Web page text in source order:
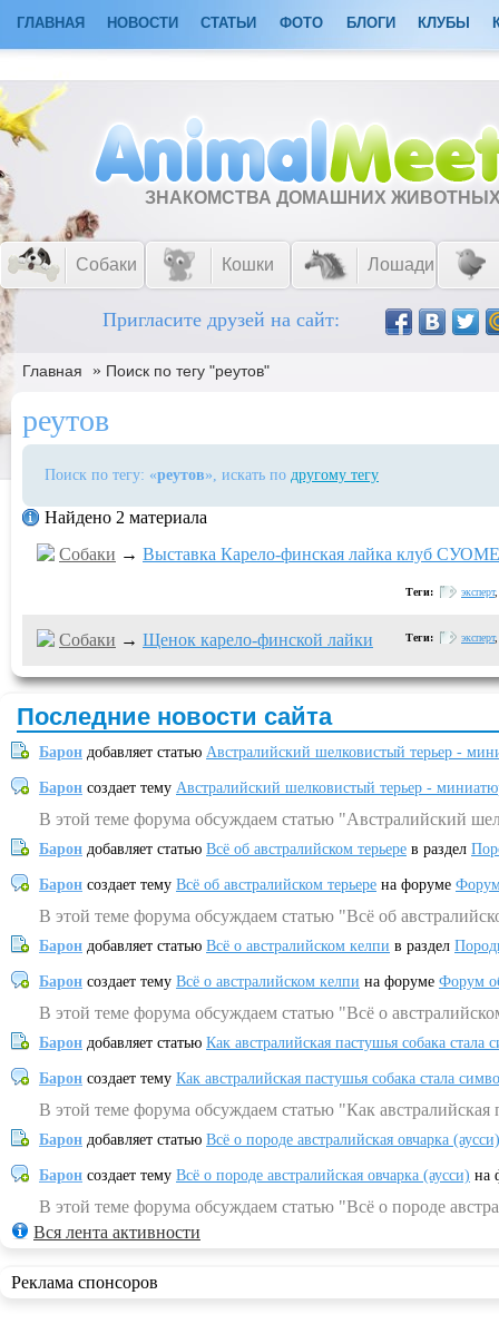
ГЛАВНАЯ НОВОСТИ СТАТЬИ ФОТО БЛОГИ КЛУБЫ
ЗНАКОМСТВА ДОМАШНИХ
Собаки Кошки Лошади
Пригласите друзей на сайт:
Главная » Поиск по тегу "реутов"
реутов
Поиск по тегу: «реутов», искать по другому тегу
Найдено 2 материала
Собаки → Выставка Карело-финская лайка клуб
Теги: эксперт
Собаки → Щенок карело-финской лайки Теги: эксперт
Последние новости сайта
Барон добавляет статью Австралийский шелковистый терьер -
Барон создает тему Австралийский шелковистый терьер -
В этой теме форума обсуждаем статью "Австралийский
Барон добавляет статью Всё об австралийском терьере в раздел
Барон создает тему Всё об австралийском терьере на форуме
В этой теме форума обсуждаем статью "Всё об
Барон добавляет статью Всё о австралийском келпи в раздел
Барон создает тему Всё о австралийском келпи на форуме Форум
В этой теме форума обсуждаем статью "Всё о
Барон добавляет статью Как австралийская пастушья собака
Барон создает тему Как австралийская пастушья собака стала
В этой теме форума обсуждаем статью "Как
Барон добавляет статью Всё о породе австралийская овчарка (аусси)
Барон создает тему Всё о породе австралийская овчарка (аусси) на
В этой теме форума обсуждаем статью "Всё о породе
Вся лента активности
Реклама спонсоров